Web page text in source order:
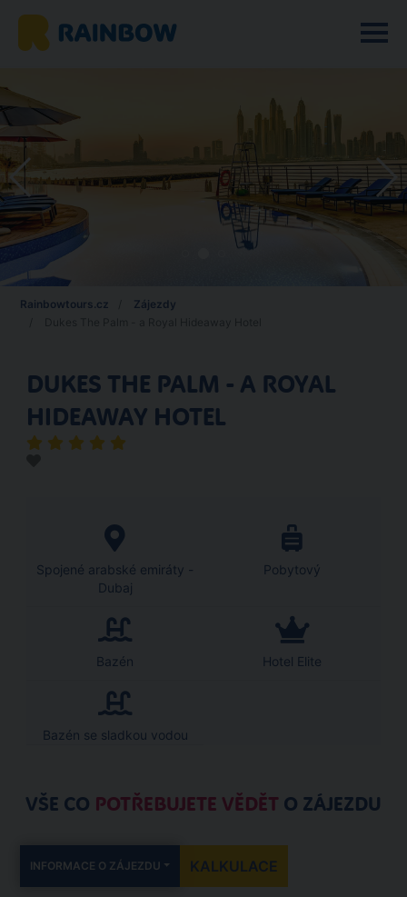
Rainbowtours.cz
Zájezdy
DUKES THE PALM - A ROYAL
HIDEAWAY HOTEL
Spojené arabské emiráty -
Dubaj
Pobytový
Bazén Hotel Elite
Bazén se sladkou vodou
VŠE CO POTŘEBUJETE VĚDĚT O ZÁJEZDU
INFORMACE O ZÁJEZDU KALKULACE